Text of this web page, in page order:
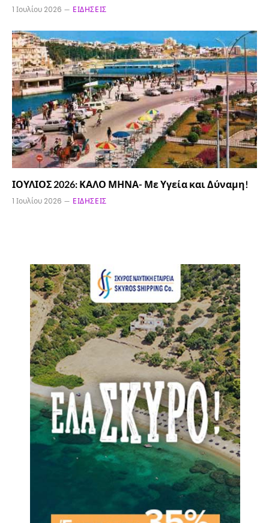
1 Ιουλίου 2026 ΕΙΔΉΣΕΙΣ
ΙΟΥΛΙΟΣ 2026: ΚΑΛΟ ΜΗΝΑ- Με Υγεία και Δύναμη!
1 Ιουλίου 2026 ΕΙΔΉΣΕΙΣ